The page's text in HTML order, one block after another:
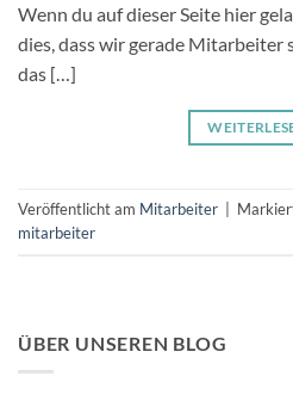
Wenn du auf dieser Seite hier
dies, dass wir gerade Mitarbeiter
das […]
Veröffentlicht am Mitarbeiter
mitarbeiter
ÜBER UNSEREN BLOG